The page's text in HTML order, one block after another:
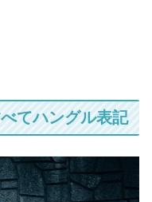
てハングル表記